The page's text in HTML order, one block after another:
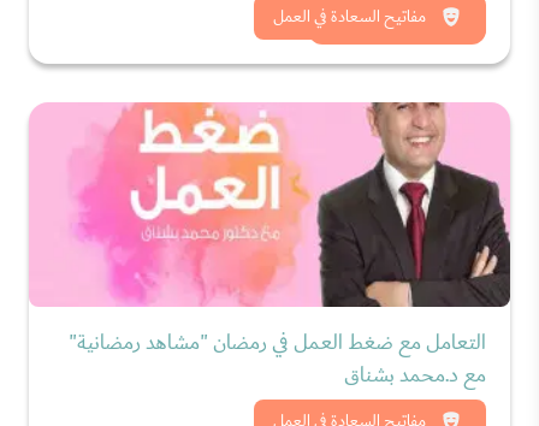
مفاتيح السعادة في العمل
شاهد الان
التعامل مع ضغط العمل في رمضان "مشاهد رمضانية"
مع د.محمد بشناق